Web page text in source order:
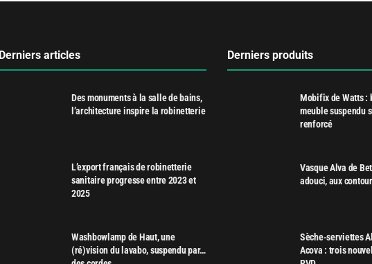
Derniers articles
Des monuments à la salle de bains,
l’architecture inspire la robinetterie
L’export français de robinetterie
sanitaire progresse entre 2023 et
2025
Washbowlamp de Haut, une
(ré)vision du lavabo, suspendu par…
Derniers produits
Mobifix de Watts :
meuble suspendu
renforcé
Vasque Alva de
adouci, aux
Sèche-serviettes
Acova : trois